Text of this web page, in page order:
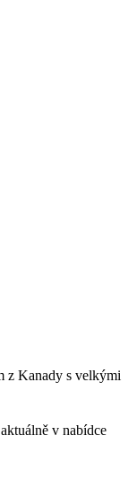
z Kanady s velkými
v nabídce